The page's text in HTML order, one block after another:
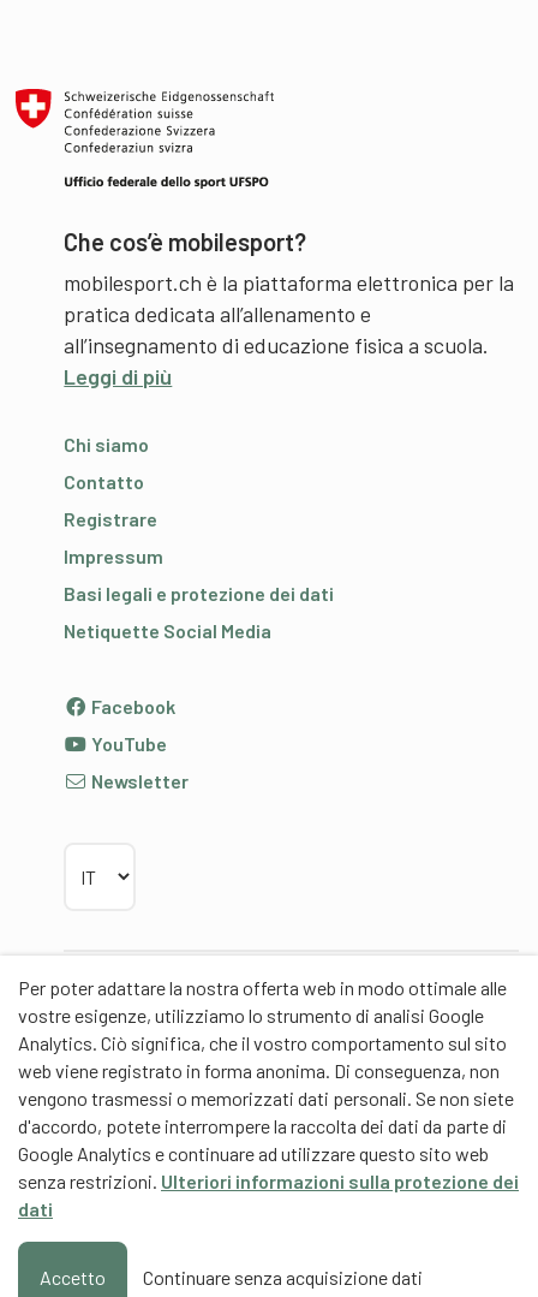
Per poter adattare la nostra offerta web in modo ottimale alle
vostre esigenze, utilizziamo lo strumento di analisi Google
Analytics. Ciò significa, che il vostro comportamento sul sito
web viene registrato in forma anonima. Di conseguenza, non
vengono trasmessi o memorizzati dati personali. Se non siete
d'accordo, potete interrompere la raccolta dei dati da parte di
Google Analytics e continuare ad utilizzare questo sito web
senza restrizioni. Ulteriori informazioni sulla protezione dei
dati
Accetto Continuare senza acquisizione dati
Che cos’è mobilesport?
mobilesport.ch è la piattaforma elettronica per la
pratica dedicata all’allenamento e
all’insegnamento di educazione fisica a scuola.
Leggi di più
Chi siamo
Contatto
Registrare
Impressum
Basi legali e protezione dei dati
Netiquette Social Media
Facebook
YouTube
Newsletter
Partner
Partner di contenuti
Scuola universitaria federale dello Sport Macolin